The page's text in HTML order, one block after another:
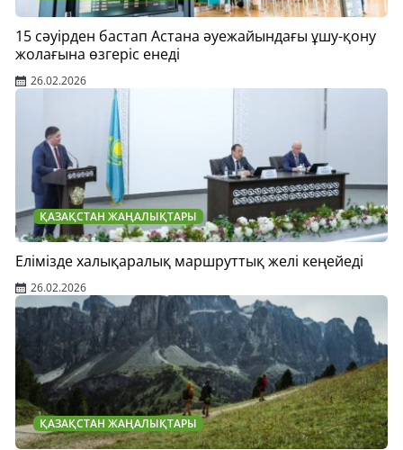
15 сәуірден бастап Астана әуежайындағы ұшу-қону
жолағына өзгеріс енеді
26.02.2026
ҚАЗАҚСТАН ЖАҢАЛЫҚТАРЫ
Елімізде халықаралық маршруттық желі кеңейеді
26.02.2026
ҚАЗАҚСТАН ЖАҢАЛЫҚТАРЫ